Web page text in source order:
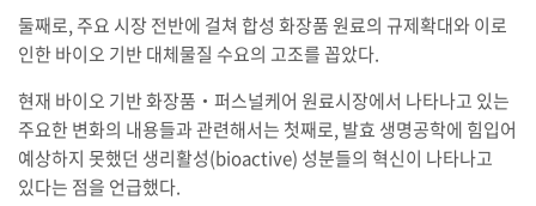
둘째로, 주요 시장 전반에 걸쳐 합성 화장품 원료의 규제확대와 이로
인한 바이오 기반 대체물질 수요의 고조를 꼽았다.
현재 바이오 기반 화장품‧퍼스널케어 원료시장에서 나타나고 있는
주요한 변화의 내용들과 관련해서는 첫째로, 발효 생명공학에 힘입어
예상하지 못했던 생리활성(bioactive) 성분들의 혁신이 나타나고
있다는 점을 언급했다.